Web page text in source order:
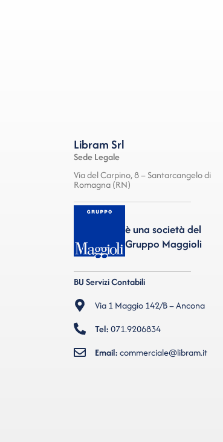
Libram Srl
Sede Legale
Via del Carpino, 8 – Santarcangelo di
Romagna (RN)
è una società del
Gruppo Maggioli
BU Servizi Contabili
Via 1 Maggio 142/B – Ancona
Tel:071.9206834
Email:commerciale@libram.it